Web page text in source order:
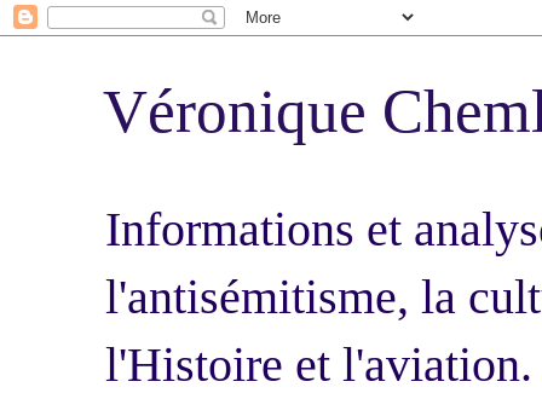
Véronique
Informations et
l'antisémitisme, la
l'Histoire et l'aviation.